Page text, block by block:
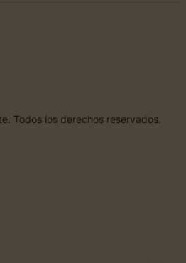
Todos los derechos reservados.